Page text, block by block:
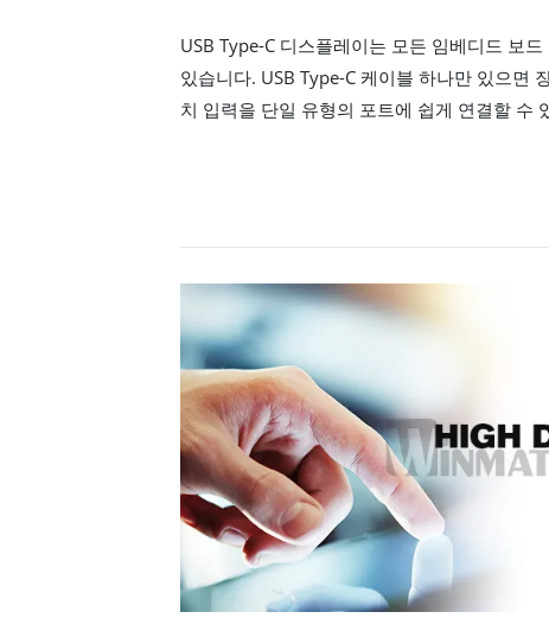
USB Type-C 디스플레이는 모든 임베디드 보
있습니다. USB Type-C 케이블 하나만 있으면
치 입력을 단일 유형의 포트에 쉽게 연결할 수